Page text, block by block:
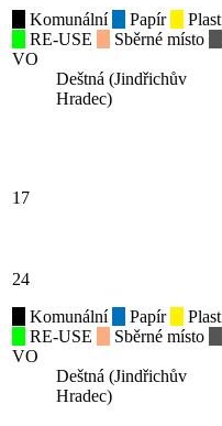
Komunální
Papír
Plast
RE-USE
Sběrné místo
VO
Deštná (Jindřichův
Hradec)
17
24
Komunální
Papír
Plast
RE-USE
Sběrné místo
VO
Deštná (Jindřichův
Hradec)